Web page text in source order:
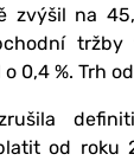
zvýšil na
0,4 %. Trh
od roku